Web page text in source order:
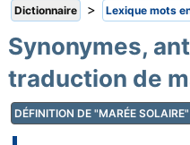
Dictionnaire > Lexique mots
Synonymes,
traduction de
DÉFINITION DE "MARÉE